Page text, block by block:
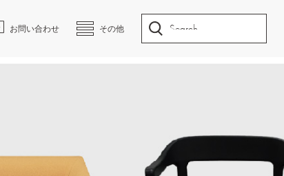
お問い合わせ その他